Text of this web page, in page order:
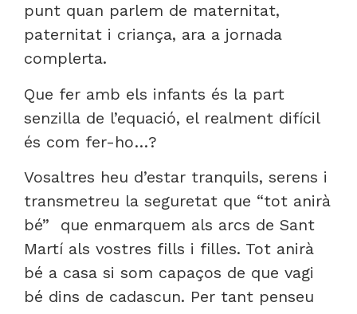
punt quan parlem de maternitat,
paternitat i criança, ara a jornada
complerta.
Que fer amb els infants és la part
senzilla de l’equació, el realment difícil
és com fer-ho…?
Vosaltres heu d’estar tranquils, serens i
transmetreu la seguretat que “tot anirà
bé” que enmarquem als arcs de Sant
Martí als vostres fills i filles. Tot anirà
bé a casa si som capaços de que vagi
bé dins de cadascun. Per tant penseu